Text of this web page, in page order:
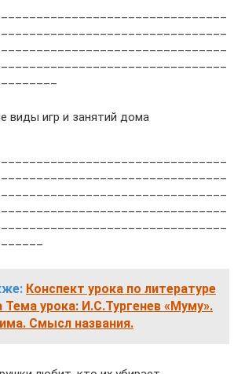
виды игр и занятий дома
Конспект урока по литературе
Тема урока: И.С.Тургенев «Муму».
Смысл названия.